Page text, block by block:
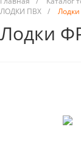
ЛОДКИ ПВХ /
Лодки